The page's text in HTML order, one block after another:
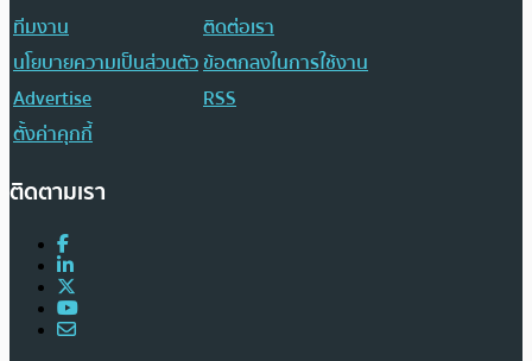
ทีมงาน
ติดต่อเรา
นโยบายความเป็นส่วนตัวข้อตกลงในการใช้งาน
Advertise
RSS
ตั้งค่าคุกกี้
ติดตามเรา